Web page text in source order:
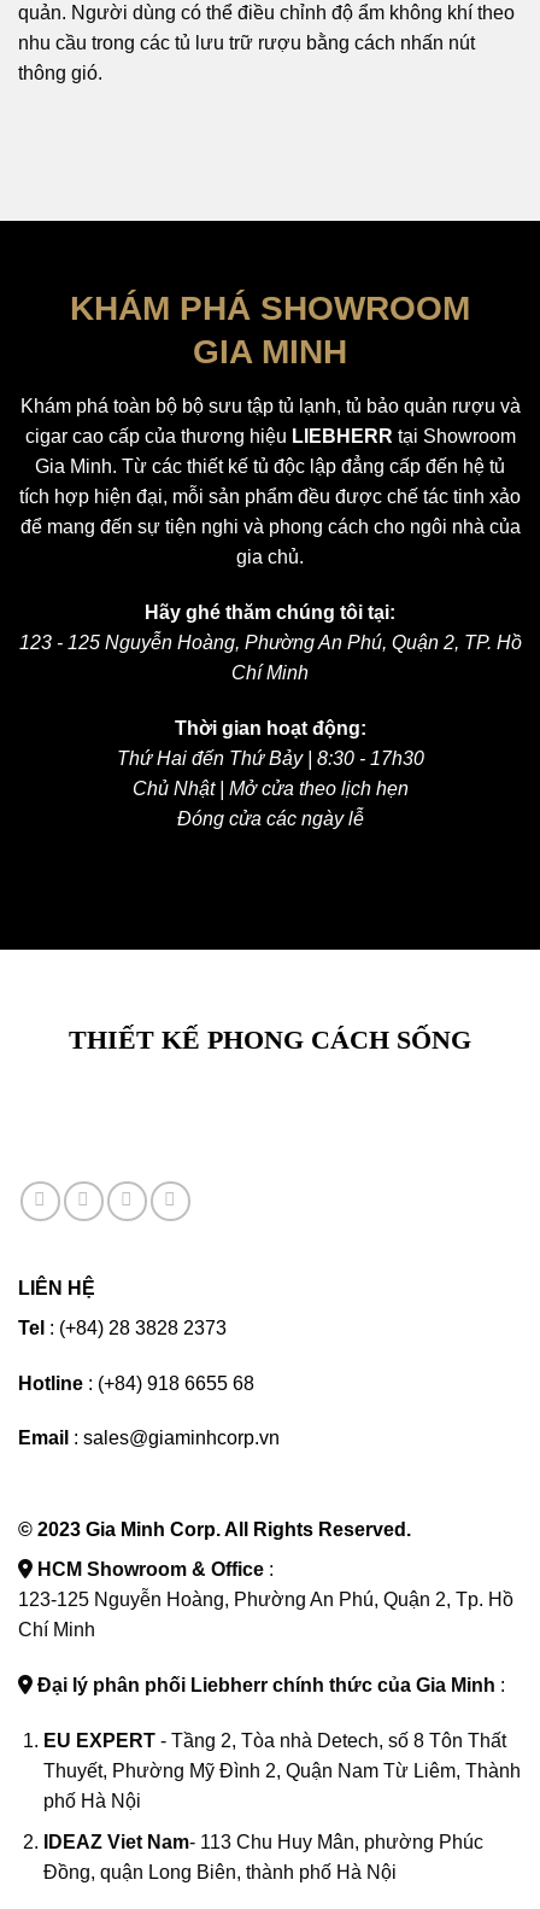
quản. Người dùng có thể điều chỉnh độ ẩm không khí theo
nhu cầu trong các tủ lưu trữ rượu bằng cách nhấn nút
thông gió.
KHÁM PHÁ SHOWROOM
GIA MINH
Khám phá toàn bộ bộ sưu tập tủ lạnh, tủ bảo quản rượu và
cigar cao cấp của thương hiệu LIEBHERR tại Showroom
Gia Minh. Từ các thiết kế tủ độc lập đẳng cấp đến hệ tủ
tích hợp hiện đại, mỗi sản phẩm đều được chế tác tinh xảo
để mang đến sự tiện nghi và phong cách cho ngôi nhà của
gia chủ.
Hãy ghé thăm chúng tôi tại:
123 - 125 Nguyễn Hoàng, Phường An Phú, Quận 2, TP. Hồ
Chí Minh
Thời gian hoạt động:
Thứ Hai đến Thứ Bảy | 8:30 - 17h30
Chủ Nhật | Mở cửa theo lịch hẹn
Đóng cửa các ngày lễ
THIẾT KẾ PHONG CÁCH SỐNG
LIÊN HỆ
Tel : (+84) 28 3828 2373
Hotline : (+84) 918 6655 68
Email : sales@giaminhcorp.vn
© 2023 Gia Minh Corp. All Rights Reserved.
HCM Showroom & Office :
123-125 Nguyễn Hoàng, Phường An Phú, Quận 2, Tp. Hồ
Chí Minh
Đại lý phân phối Liebherr chính thức của Gia Minh :
EU EXPERT - Tầng 2, Tòa nhà Detech, số 8 Tôn Thất
Thuyết, Phường Mỹ Đình 2, Quận Nam Từ Liêm, Thành
phố Hà Nội
IDEAZViet Nam- 113 Chu Huy Mân, phường Phúc
Đồng, quận Long Biên, thành phố Hà Nội